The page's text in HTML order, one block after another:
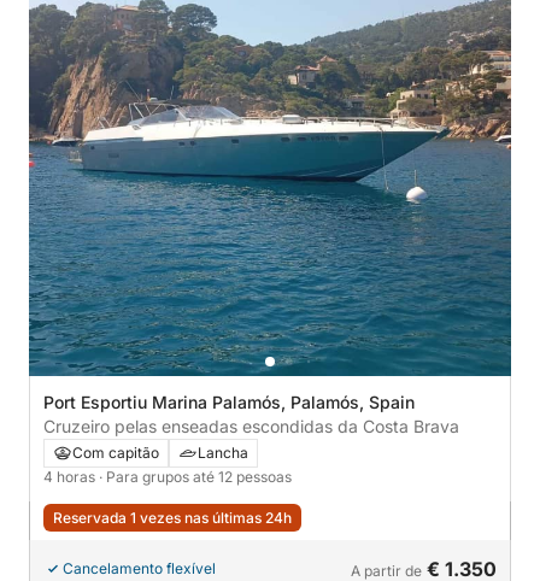
Port Esportiu Marina Palamós, Palamós, Spain
Cruzeiro pelas enseadas escondidas da Costa Brava
Com capitão
Lancha
4 horas · Para grupos até 12 pessoas
Reservada 1 vezes nas últimas 24h
Cancelamento flexível A partir de € 1.350